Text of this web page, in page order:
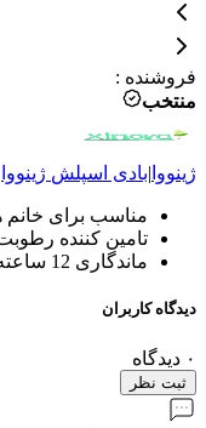
فروشنده :
منتخب
ژینووا |بادی اسپلش ژینووا
مناسب برای خانم
تامین کننده
ماندگاری 12 ساعته
دیدگاه کاربران
۰ دیدگاه
ثبت نظر